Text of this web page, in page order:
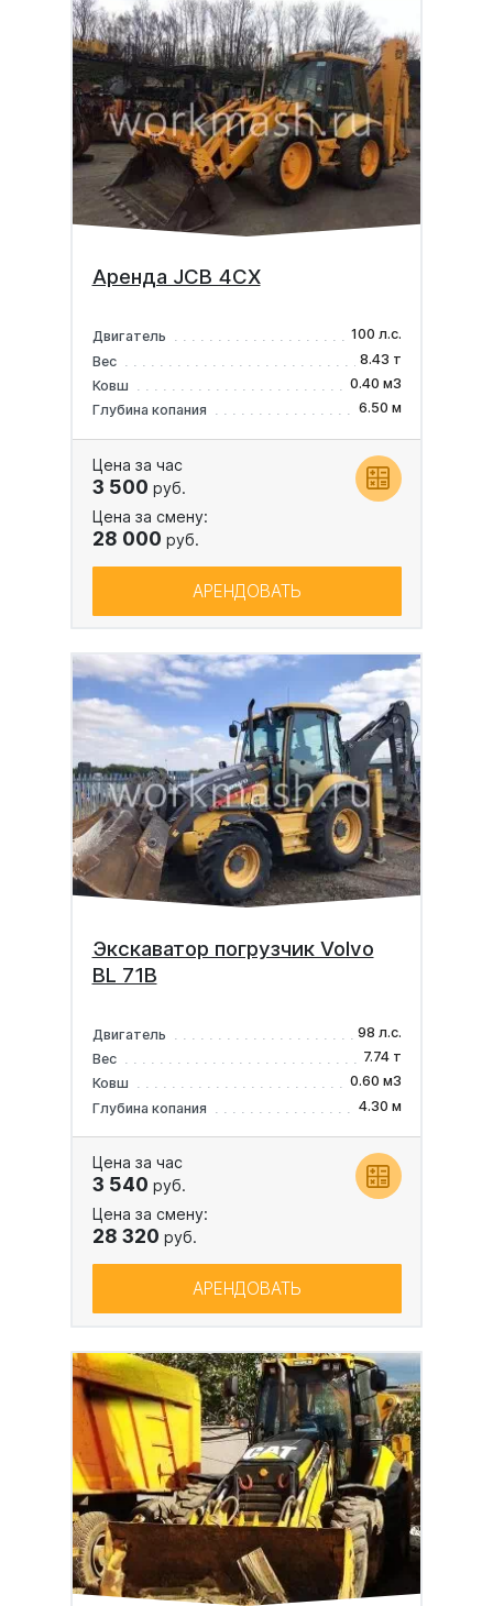
Аренда JCB 4CX
Двигатель
100 л.с.
Вес
8.43 т
Ковш
0.40 м3
Глубина копания
6.50 м
Цена за час
3 500 руб.
Цена за смену:
28 000 руб.
АРЕНДОВАТЬ
Экскаватор погрузчик Volvo
BL 71B
Двигатель
98 л.с.
Вес
7.74 т
Ковш
0.60 м3
Глубина копания
4.30 м
Цена за час
3 540 руб.
Цена за смену:
28 320 руб.
АРЕНДОВАТЬ